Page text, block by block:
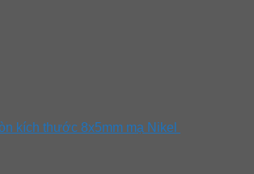
kích thước 8x5mm mạ Nikel